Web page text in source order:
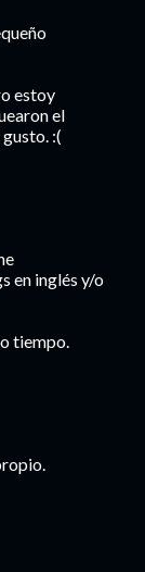
estoy
el
:(
en inglés y/o
tiempo.